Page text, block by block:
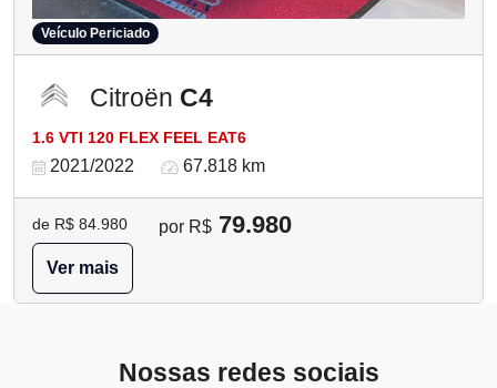
Veículo Periciado
Citroën C4
1.6 VTI 120 FLEX FEEL EAT6
2021/2022 67.818 km
de R$ 84.980 por R$ 79.980
Ver mais
Nossas redes sociais